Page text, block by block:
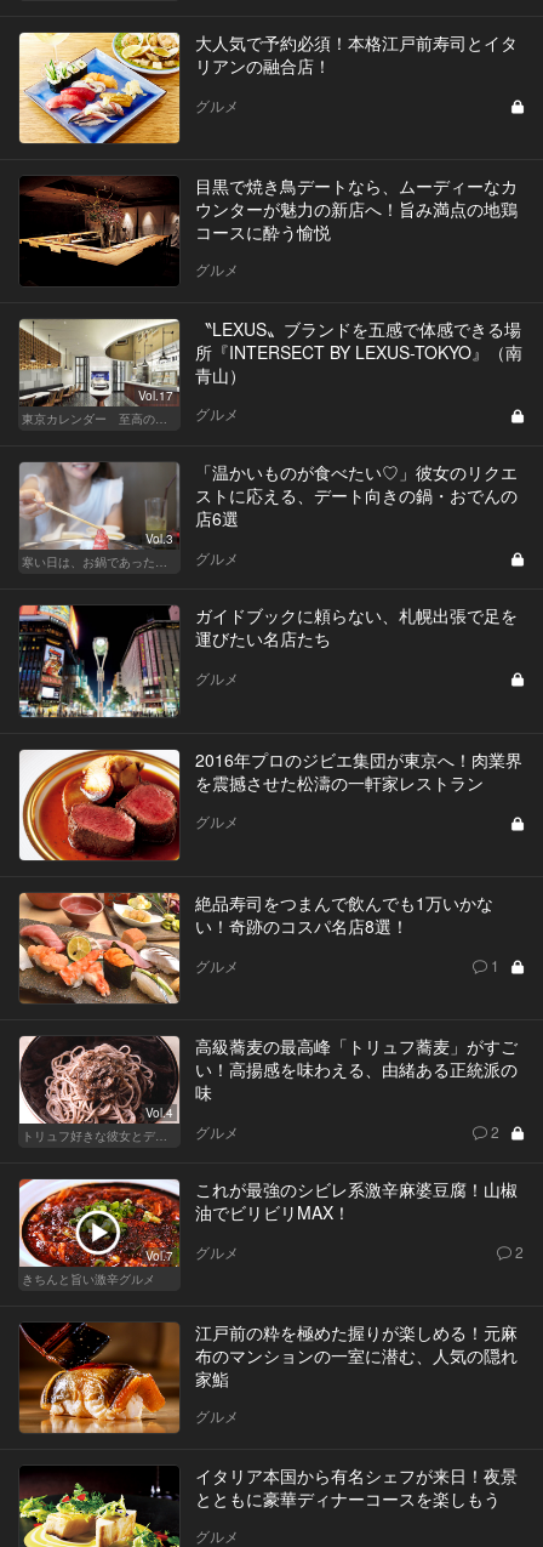
大人気で予約必須！本格江戸前寿司とイタ
リアンの融合店！
グルメ
目黒で焼き鳥デートなら、ムーディーなカ
ウンターが魅力の新店へ！旨み満点の地鶏
コースに酔う愉悦
グルメ
Vol.17
東京カレンダー 至高の名店シリーズ
〝LEXUS〟ブランドを五感で体感できる場
所『INTERSECT BY LEXUS-TOKYO』（南
青山）
グルメ
Vol.3
寒い日は、お鍋であったかデート！東京の名店へ
「温かいものが食べたい♡」彼女のリクエ
ストに応える、デート向きの鍋・おでんの
店6選
グルメ
ガイドブックに頼らない、札幌出張で足を
運びたい名店たち
グルメ
2016年プロのジビエ集団が東京へ！肉業界
を震撼させた松濤の一軒家レストラン
グルメ
絶品寿司をつまんで飲んでも1万いかな
い！奇跡のコスパ名店8選！
グルメ 1
Vol.4
トリュフ好きな彼女とデートにおすすめ！東京の人気店
高級蕎麦の最高峰「トリュフ蕎麦」がすご
い！高揚感を味わえる、由緒ある正統派の
味
グルメ 2
Vol.7
きちんと旨い激辛グルメ
これが最強のシビレ系激辛麻婆豆腐！山椒
油でビリビリMAX！
グルメ 2
江戸前の粋を極めた握りが楽しめる！元麻
布のマンションの一室に潜む、人気の隠れ
家鮨
グルメ
イタリア本国から有名シェフが来日！夜景
とともに豪華ディナーコースを楽しもう
グルメ